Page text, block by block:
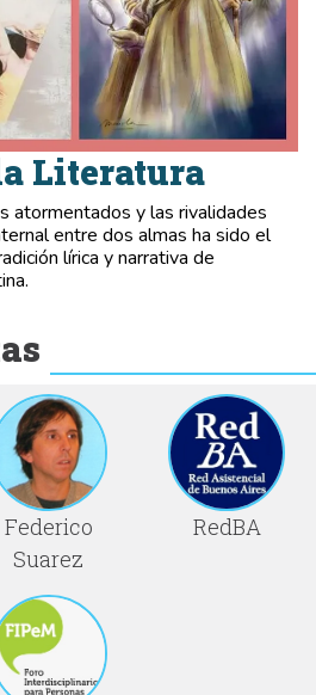
Literatura
atormentados y las rivalidades
entre dos almas ha sido el
lírica y narrativa de
Federico
Suarez
RedBA